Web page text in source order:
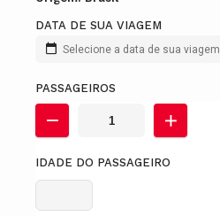
DATA DE SUA VIAGEM
Selecione a data de sua viagem
PASSAGEIROS
IDADE DO PASSAGEIRO